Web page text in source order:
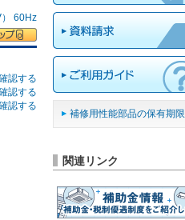
60Hz
認する
認する
認する
補修用性能部品の保有期限
関連リンク